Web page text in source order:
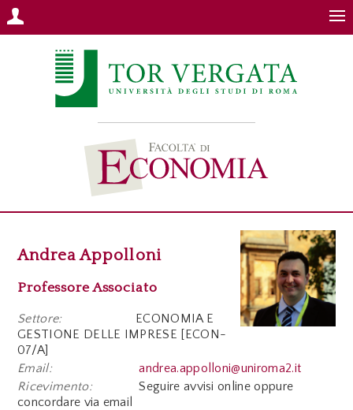
Andrea Appolloni
Professore Associato
Settore:
ECONOMIA E
GESTIONE DELLE IMPRESE [ECON-
07/A]
Email:
andrea.appolloni@uniroma2.it
Ricevimento:
Seguire avvisi online oppure
concordare via email